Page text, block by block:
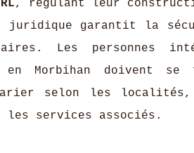
, régulant leur
juridique garantit la
Les personnes
en Morbihan doivent
selon les localités,
les services associés.